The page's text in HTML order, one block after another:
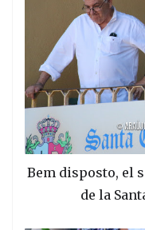
Bem disposto, el
de la